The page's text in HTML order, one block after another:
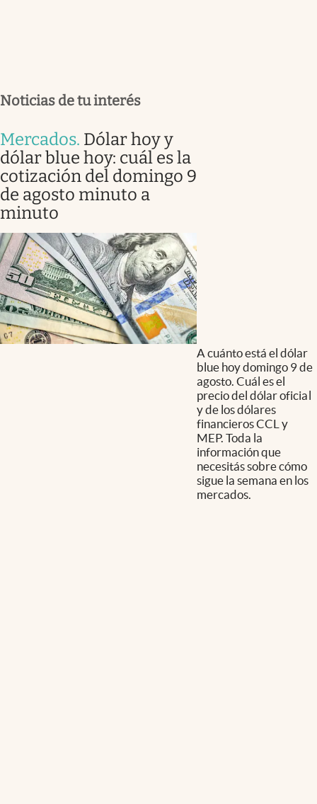
Noticias de tu interés
Mercados. Dólar hoy y
dólar blue hoy: cuál es la
cotización del domingo 9
de agosto minuto a
minuto
A cuánto está el dólar
blue hoy domingo 9 de
agosto. Cuál es el
precio del dólar oficial
y de los dólares
financieros CCL y
MEP. Toda la
información que
necesitás sobre cómo
sigue la semana en los
mercados.